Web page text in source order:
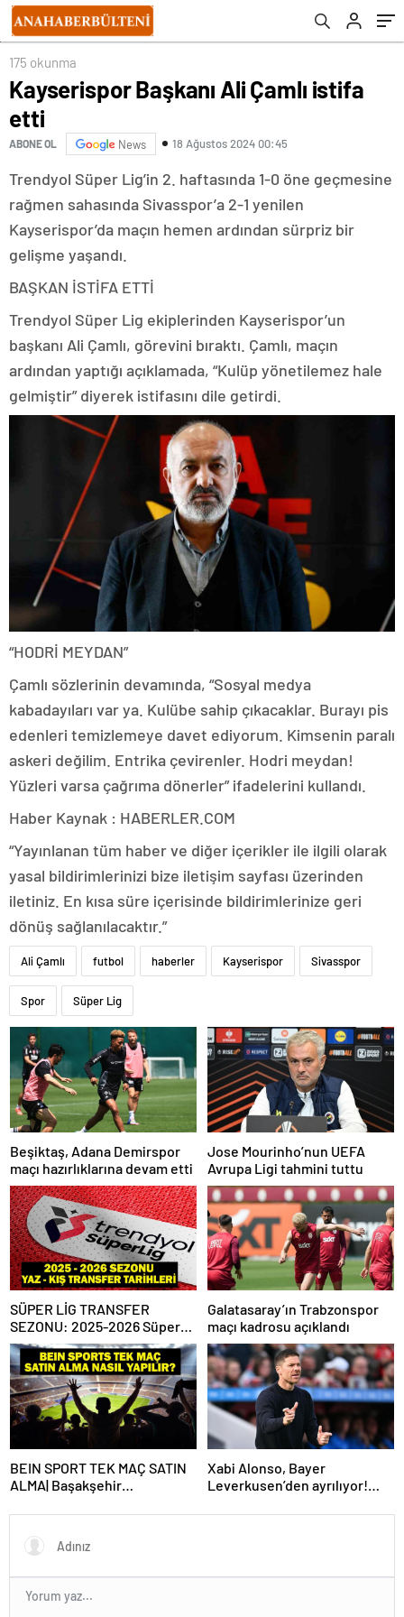
175 okunma
Kayserispor Başkanı Ali Çamlı istifa
etti
ABONE OL News 18 Ağustos 2024 00:45
Trendyol Süper Lig’in 2. haftasında 1-0 öne geçmesine
rağmen sahasında Sivasspor’a 2-1 yenilen
Kayserispor’da maçın hemen ardından sürpriz bir
gelişme yaşandı.
BAŞKAN İSTİFA ETTİ
Trendyol Süper Lig ekiplerinden Kayserispor’un
başkanı Ali Çamlı, görevini bıraktı. Çamlı, maçın
ardından yaptığı açıklamada, “Kulüp yönetilemez hale
gelmiştir” diyerek istifasını dile getirdi.
“HODRİ MEYDAN”
Çamlı sözlerinin devamında, “Sosyal medya
kabadayıları var ya. Kulübe sahip çıkacaklar. Burayı pis
edenleri temizlemeye davet ediyorum. Kimsenin paralı
askeri değilim. Entrika çevirenler. Hodri meydan!
Yüzleri varsa çağrıma dönerler” ifadelerini kullandı.
Haber Kaynak : HABERLER.COM
“Yayınlanan tüm haber ve diğer içerikler ile ilgili olarak
yasal bildirimlerinizi bize iletişim sayfası üzerinden
iletiniz. En kısa süre içerisinde bildirimlerinize geri
dönüş sağlanılacaktır.”
Ali Çamlı futbol haberler Kayserispor Sivasspor
Spor Süper Lig
Beşiktaş, Adana Demirspor
maçı hazırlıklarına devam etti
Jose Mourinho’nun UEFA
Avrupa Ligi tahmini tuttu
SÜPER LİG TRANSFER
SEZONU: 2025-2026 Süper
Lig Yaz Transfer Sezonu Ne
Zaman Başlayacak? Kış
Transfer Sezonu Ne Zaman
Başlayacak? TFF Açıkladı!
Galatasaray’ın Trabzonspor
maçı kadrosu açıklandı
BEIN SPORT TEK MAÇ SATIN
ALMA| Başakşehir
tek maç satın alma nasıl
yapılır?
Xabi Alonso, Bayer
Leverkusen’den ayrılıyor!